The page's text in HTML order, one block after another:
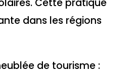
dans les régions
de tourisme :